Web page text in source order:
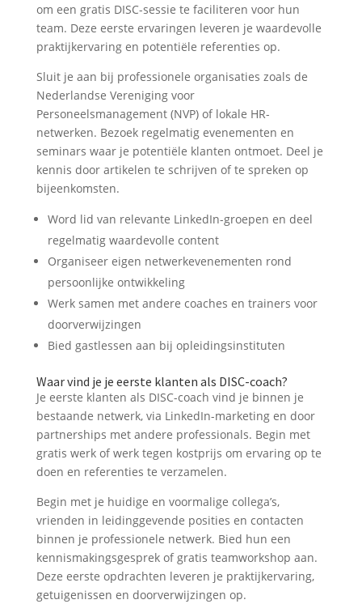
om een gratis DISC-sessie te faciliteren voor hun
team. Deze eerste ervaringen leveren je waardevolle
praktijkervaring en potentiële referenties op.
Sluit je aan bij professionele organisaties zoals de
Nederlandse Vereniging voor
Personeelsmanagement (NVP) of lokale HR-
netwerken. Bezoek regelmatig evenementen en
seminars waar je potentiële klanten ontmoet. Deel je
kennis door artikelen te schrijven of te spreken op
bijeenkomsten.
Word lid van relevante LinkedIn-groepen en deel
regelmatig waardevolle content
Organiseer eigen netwerkevenementen rond
persoonlijke ontwikkeling
Werk samen met andere coaches en trainers voor
doorverwijzingen
Bied gastlessen aan bij opleidingsinstituten
Waar vind je je eerste klanten als DISC-coach?
Je eerste klanten als DISC-coach vind je binnen je
bestaande netwerk, via LinkedIn-marketing en door
partnerships met andere professionals. Begin met
gratis werk of werk tegen kostprijs om ervaring op te
doen en referenties te verzamelen.
Begin met je huidige en voormalige collega’s,
vrienden in leidinggevende posities en contacten
binnen je professionele netwerk. Bied hun een
kennismakingsgesprek of gratis teamworkshop aan.
Deze eerste opdrachten leveren je praktijkervaring,
getuigenissen en doorverwijzingen op.